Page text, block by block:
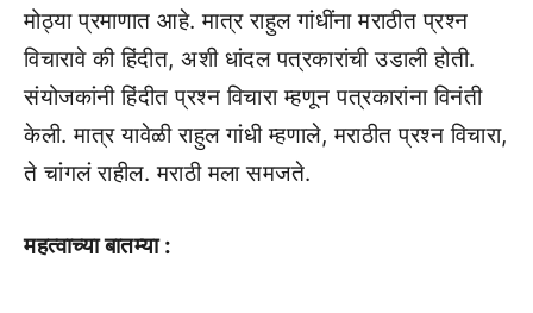
मोठ्या प्रमाणात आहे. मात्र राहुल गांधींना मराठीत प्रश्न
विचारावे की हिंदीत, अशी धांदल पत्रकारांची उडाली होती.
संयोजकांनी हिंदीत प्रश्न विचारा म्हणून पत्रकारांना विनंती
केली. मात्र यावेळी राहुल गांधी म्हणाले, मराठीत प्रश्न विचारा,
ते चांगलं राहील. मराठी मला समजते.
महत्वाच्या बातम्या :